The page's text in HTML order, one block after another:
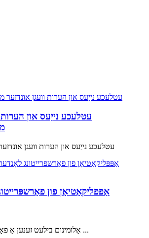
עטלעכע נייַעס און הערות
עטלעכע נייַעס און הערות וועגן
אַפּפּליקאַטיאָן פון
אַלומינום בילעט זענען אַ פאָלקס ברירה פֿאַר ...